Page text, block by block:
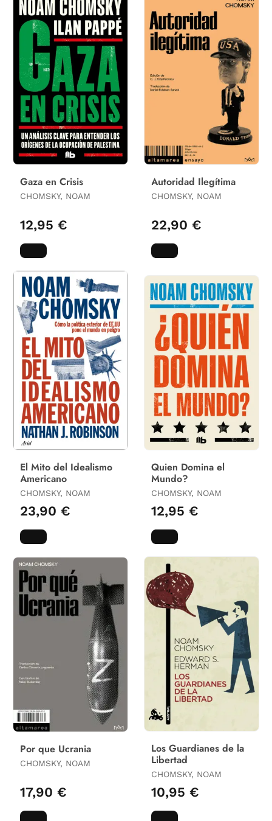
Gaza en Crisis
CHOMSKY, NOAM
12,95 €
Autoridad Ilegítima
CHOMSKY, NOAM
22,90 €
El Mito del Idealismo
Americano
CHOMSKY, NOAM
23,90 €
Quien Domina el
Mundo?
CHOMSKY, NOAM
12,95 €
Por que Ucrania
CHOMSKY, NOAM
17,90 €
Los Guardianes de la
Libertad
CHOMSKY, NOAM
10,95 €